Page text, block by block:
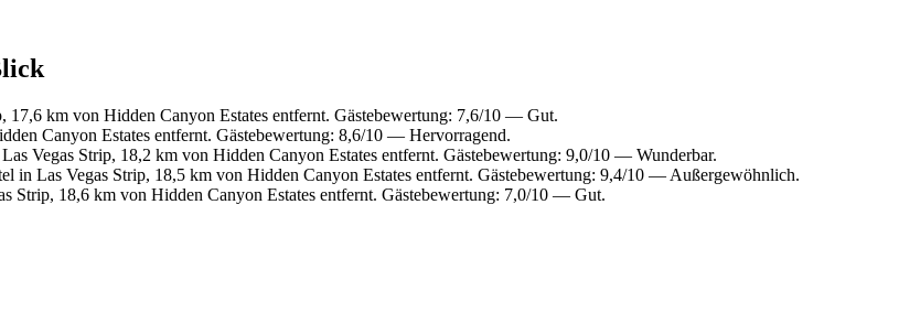
km von Hidden Canyon Estates entfernt. Gästebewertung: 7,6/10 — Gut.
Canyon Estates entfernt. Gästebewertung: 8,6/10 — Hervorragend.
Vegas Strip, 18,2 km von Hidden Canyon Estates entfernt. Gästebewertung: 9,0/10 — Wunderbar.
in Las Vegas Strip, 18,5 km von Hidden Canyon Estates entfernt. Gästebewertung: 9,4/10 — Außergewöhnlich.
Strip, 18,6 km von Hidden Canyon Estates entfernt. Gästebewertung: 7,0/10 — Gut.